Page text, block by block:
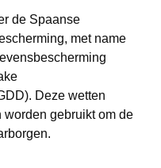
de Spaanse
met name
Deze wetten
gebruikt om de